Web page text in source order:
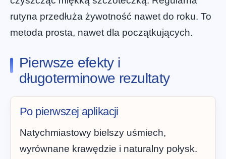
rutyna przedłuża żywotność nawet do roku. To
metoda prosta, nawet dla początkujących.
Pierwsze efekty i
długoterminowe rezultaty
Po pierwszej aplikacji
Natychmiastowy bielszy uśmiech,
wyrównane krawędzie i naturalny połysk.